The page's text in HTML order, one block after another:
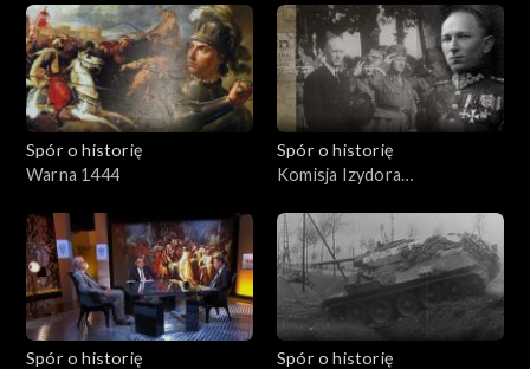
Spór o historię
Warna 1444
Spór o historię
Komisja Izydora
Spór o historię
Spór o historię